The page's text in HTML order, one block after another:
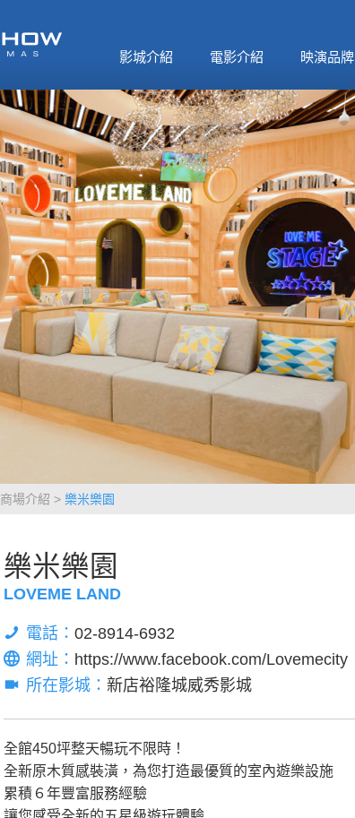
影城介紹 電影介紹
MORE MORE
映演品牌
MORE MORE
商場介紹 樂米樂園
樂米樂園
LOVEME LAND
電話： 02-8914-6932
網址： https://www.facebook.com/Lovemecity
所在影城： 新店裕隆城威秀影城
全館450坪整天暢玩不限時！
全新原木質感裝潢，為您打造最優質的室內遊樂設施
累積６年豐富服務經驗